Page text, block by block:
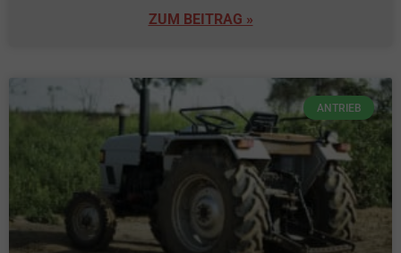
ZUM BEITRAG »
ANTRIEB